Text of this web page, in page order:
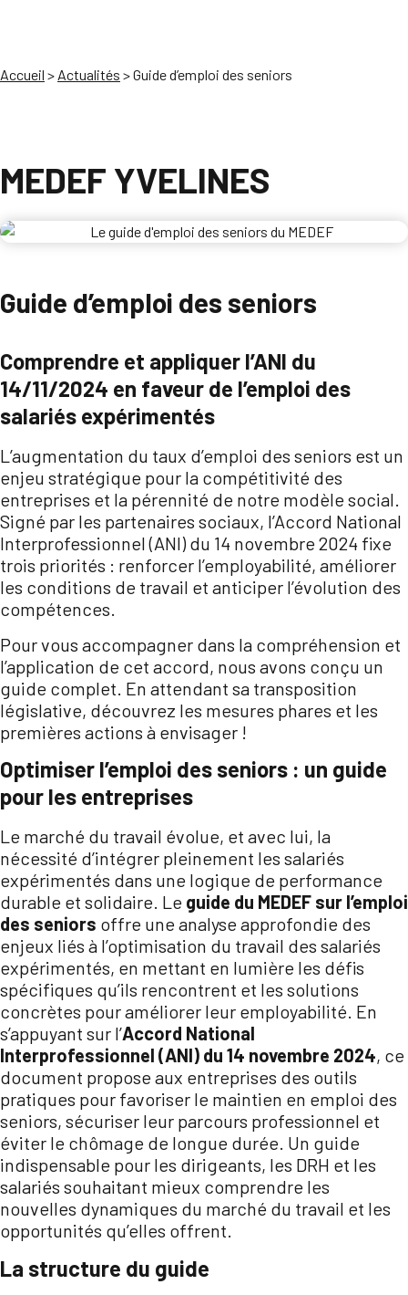
Accueil > Actualités >Guide d’emploi des seniors
MEDEF YVELINES
Guide d’emploi des seniors
Comprendre et appliquer l’ANI du
14/11/2024 en faveur de l’emploi des
salariés expérimentés
L’augmentation du taux d’emploi des seniors est un
enjeu stratégique pour la compétitivité des
entreprises et la pérennité de notre modèle social.
Signé par les partenaires sociaux, l’Accord National
Interprofessionnel (ANI) du 14 novembre 2024 fixe
trois priorités : renforcer l’employabilité, améliorer
les conditions de travail et anticiper l’évolution des
compétences.
Pour vous accompagner dans la compréhension et
l’application de cet accord, nous avons conçu un
guide complet. En attendant sa transposition
législative, découvrez les mesures phares et les
premières actions à envisager !
Optimiser l’emploi des seniors : un guide
pour les entreprises
Le marché du travail évolue, et avec lui, la
nécessité d’intégrer pleinement les salariés
expérimentés dans une logique de performance
durable et solidaire. Le guide du MEDEF sur l’emploi
des seniors offre une analyse approfondie des
enjeux liés à l’optimisation du travail des salariés
expérimentés, en mettant en lumière les défis
spécifiques qu’ils rencontrent et les solutions
concrètes pour améliorer leur employabilité. En
s’appuyant sur l’Accord National
Interprofessionnel (ANI) du 14 novembre 2024, ce
document propose aux entreprises des outils
pratiques pour favoriser le maintien en emploi des
seniors, sécuriser leur parcours professionnel et
éviter le chômage de longue durée. Un guide
indispensable pour les dirigeants, les DRH et les
salariés souhaitant mieux comprendre les
nouvelles dynamiques du marché du travail et les
opportunités qu’elles offrent.
La structure du guide